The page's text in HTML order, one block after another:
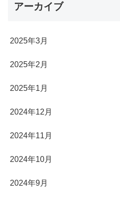
アーカイブ
2025年3月
2025年2月
2025年1月
2024年12月
2024年11月
2024年10月
2024年9月